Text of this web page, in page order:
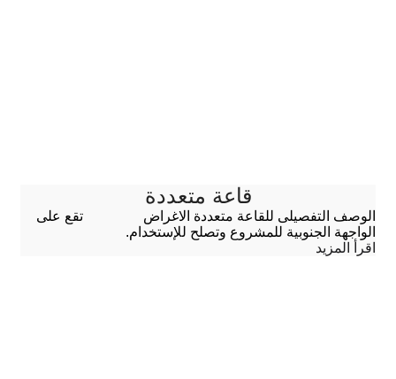
قاعة متعددة
الوصف التفصيلى للقاعة متعددة الاغراض تقع على
الواجهة الجنوبية للمشروع وتصلح للإستخدام.
اقرأ المزيد